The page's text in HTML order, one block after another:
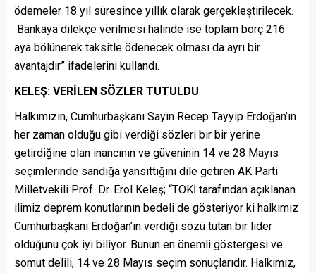
ödemeler 18 yıl süresince yıllık olarak gerçekleştirilecek.
Bankaya dilekçe verilmesi halinde ise toplam borç 216
aya bölünerek taksitle ödenecek olması da ayrı bir
avantajdır” ifadelerini kullandı.
KELEŞ: VERİLEN SÖZLER TUTULDU
Halkımızın, Cumhurbaşkanı Sayın Recep Tayyip Erdoğan’ın
her zaman olduğu gibi verdiği sözleri bir bir yerine
getirdiğine olan inancının ve güveninin 14 ve 28 Mayıs
seçimlerinde sandığa yansıttığını dile getiren AK Parti
Milletvekili Prof. Dr. Erol Keleş; “TOKİ tarafından açıklanan
ilimiz deprem konutlarının bedeli de gösteriyor ki halkımız
Cumhurbaşkanı Erdoğan’ın verdiği sözü tutan bir lider
olduğunu çok iyi biliyor. Bunun en önemli göstergesi ve
somut delili, 14 ve 28 Mayıs seçim sonuçlarıdır. Halkımız,